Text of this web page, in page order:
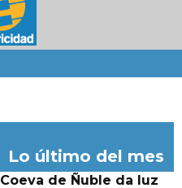
Lo último del mes
Coeva de Ñuble da luz